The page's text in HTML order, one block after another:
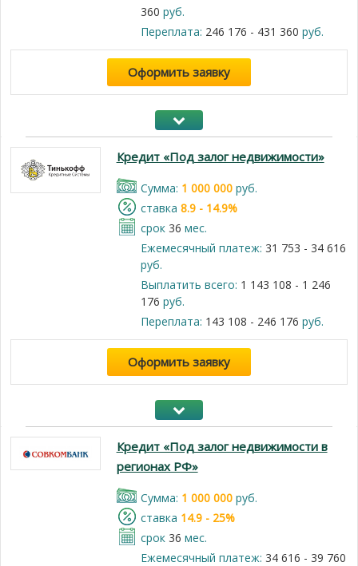
360 руб.
Переплата: 246 176 - 431 360 руб.
Оформить заявку
Кредит «Под залог недвижимости»
Cумма: 1 000 000руб.
cтавка 8.9 - 14.9%
срок 36 мес.
Ежемесячный платеж: 31 753 - 34 616
руб.
Выплатить всего: 1 143 108 - 1 246
176 руб.
Переплата: 143 108 - 246 176 руб.
Оформить заявку
Кредит «Под залог недвижимости в
регионах РФ»
Cумма: 1 000 000руб.
cтавка 14.9 - 25%
срок 36 мес.
Ежемесячный платеж: 34 616 - 39 760